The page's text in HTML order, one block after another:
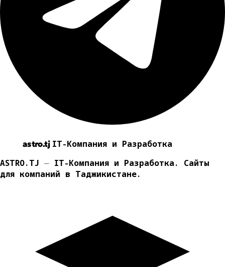
astro.tj IT-Компания и Разработка
ASTRO.TJ ⏤ IT-Компания и Разработка. Сайты
для компаний в Таджикистане.